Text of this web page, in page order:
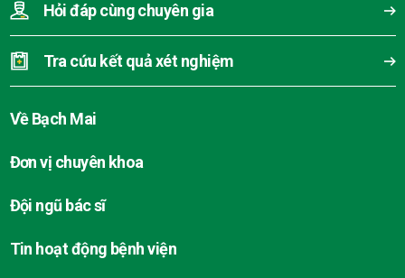
Hỏi đáp cùng chuyên gia
Tra cứu kết quả xét nghiệm
Về Bạch Mai
Đơn vị chuyên khoa
Đội ngũ bác sĩ
Tin hoạt động bệnh viện